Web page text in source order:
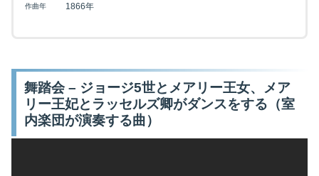
作曲年 1866年
舞踏会 – ジョージ5世とメアリー王女、メア
リー王妃とラッセルズ卿がダンスをする（室
内楽団が演奏する曲）